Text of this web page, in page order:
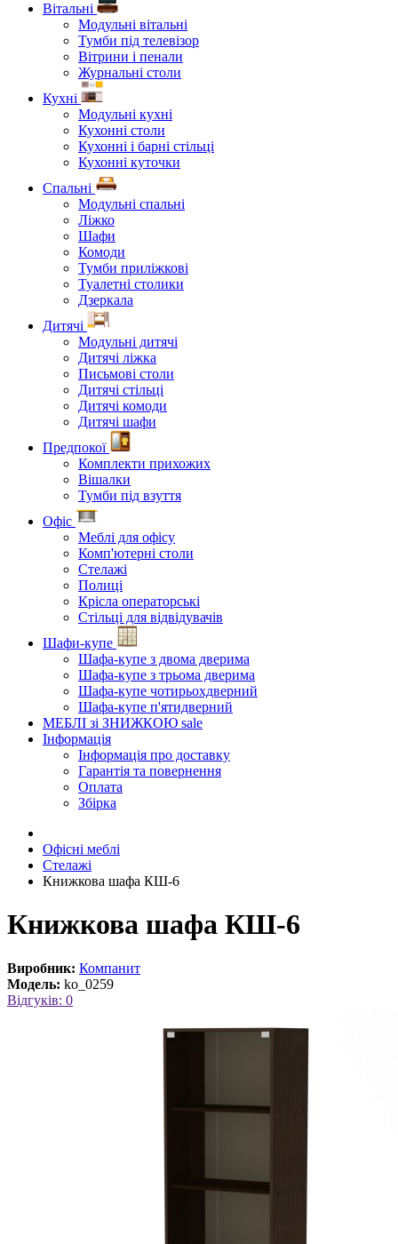
Вітальні
Модульні вітальні
Тумби під телевізор
Вітрини і пенали
Журнальні столи
Кухні
Модульні кухні
Кухонні столи
Кухонні і барні стільці
Кухонні куточки
Спальні
Модульні спальні
Ліжко
Шафи
Комоди
Тумби приліжкові
Туалетні столики
Дзеркала
Дитячі
Модульні дитячі
Дитячі ліжка
Письмові столи
Дитячі стільці
Дитячі комоди
Дитячі шафи
Предпокої
Комплекти прихожих
Вішалки
Тумби під взуття
Офіс
Меблі для офісу
Комп'ютерні столи
Стелажі
Полиці
Крісла операторські
Стільці для відвідувачів
Шафи-купе
Шафа-купе з двома дверима
Шафа-купе з трьома дверима
Шафа-купе чотирьохдверний
Шафа-купе п'ятидверний
МЕБЛІ зі ЗНИЖКОЮ sale
Інформація
Інформація про доставку
Гарантія та повернення
Оплата
Збірка
Офісні меблі
Стелажі
Книжкова шафа КШ-6
Книжкова шафа КШ-6
Виробник: Компанит
Модель: ko_0259
Відгуків: 0